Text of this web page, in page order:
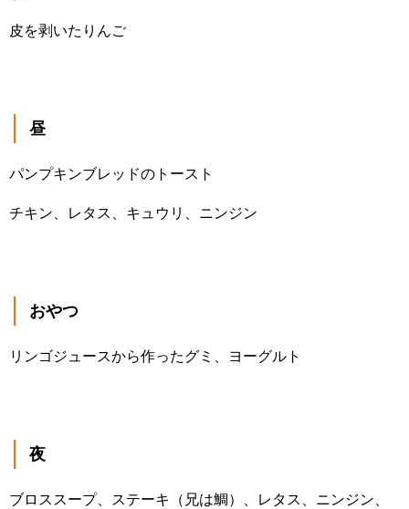
皮を剥いたりんご
昼
パンプキンブレッドのトースト
チキン、レタス、キュウリ、ニンジン
おやつ
リンゴジュースから作ったグミ、ヨーグルト
夜
ブロススープ、ステーキ（兄は鯛）、レタス、ニンジン、